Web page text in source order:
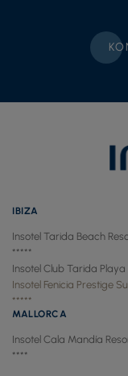
IBIZA
Insotel Tarida Beach
*****
Insotel Club Tarida Playa
Insotel Fenicia Prestige
*****
MALLORCA
Insotel Cala Mandía
****